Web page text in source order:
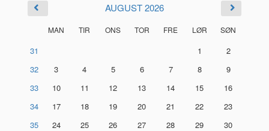
AUGUST 2026
MAN TIR ONS TOR FRE LØR SØN
31 1
2
32
3 4 5 6 7 8
9
33
10 11 12 13 14 15
16
34
17 18 19 20 21 22
23
35
24 25 26 27 28 29
30